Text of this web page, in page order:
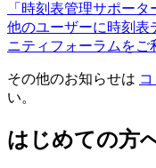
「時刻表管理サポータ
他のユーザーに時刻表
ニティフォーラムをご
その他のお知らせは
い。
はじめての方